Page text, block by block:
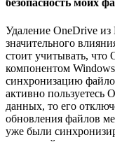
безопасность моих
Удаление OneDrive
значительного
стоит учитывать, что
компонентом
синхронизацию
активно пользуетесь
данных, то его
обновления файлов
уже были